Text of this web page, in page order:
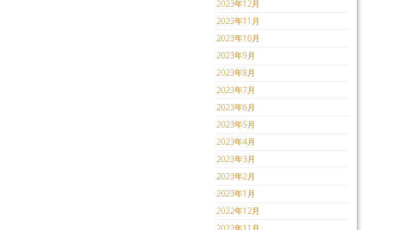
2023年12月
2023年11月
2023年10月
2023年9月
2023年8月
2023年7月
2023年6月
2023年5月
2023年4月
2023年3月
2023年2月
2023年1月
2022年12月